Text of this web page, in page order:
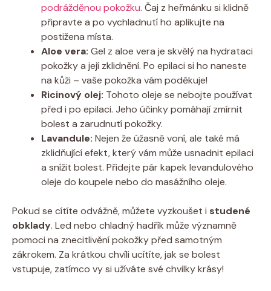
podrážděnou pokožku. Čaj ⁤z​ heřmánku ‍si klidně
⁤připravte a po vychladnutí ho aplikujte na
postižena‍ místa.
Aloe vera: Gel z​ aloe ‌vera je skvělý na hydrataci
pokožky a⁤ její zklidnění. Po epilaci ⁢si​ ho naneste
na ⁣kůži ⁣– vaše pokožka vám ​poděkuje!
Ricinový olej: Tohoto oleje se nebojte používat
před i po epilaci. ⁢Jeho účinky pomáhají zmírnit
bolest a zarudnutí pokožky.
Lavandule: Nejen že úžasně voní, ale​ také má
zklidňující efekt,⁣ který vám může usnadnit‍ epilaci
a snížit bolest.⁣ Přidejte pár‌ kapek‍ levandulového⁤
oleje do‍ koupele nebo⁤ do masážního oleje.
Pokud se cítíte odvážně, můžete vyzkoušet i studené‌
obklady. Led‍ nebo chladný‌ hadřík může významně ​
pomoci na‍ znecitlivění ⁤pokožky ⁣před​ samotným
zákrokem.⁣ Za krátkou chvíli ucítíte, jak se bolest
vstupuje, zatímco ⁣vy⁢ si užíváte své ⁣chvilky krásy!